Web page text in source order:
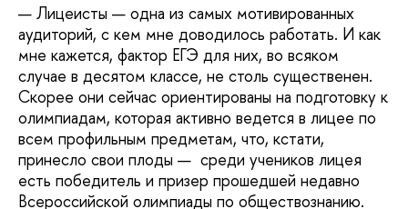
— Лицеисты — одна из самых мотивированных
аудиторий, с кем мне доводилось работать. И как
мне кажется, фактор ЕГЭ для них, во всяком
случае в десятом классе, не столь существенен.
Скорее они сейчас ориентированы на подготовку к
олимпиадам, которая активно ведется в лицее по
всем профильным предметам, что, кстати,
принесло свои плоды — среди учеников лицея
есть победитель и призер прошедшей недавно
Всероссийской олимпиады по обществознанию.